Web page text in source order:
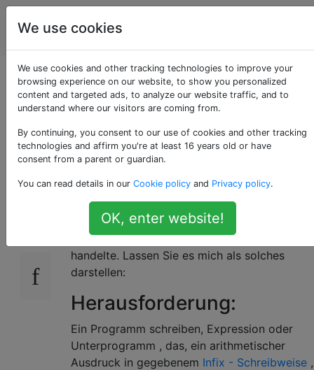
Programmierrätsel
& Code Golf
Konvertiert Infix-
Ausdrücke in Postfix-
Notation
Als ich den Titeldieser geschlossenen Frage
, fand ich, dass es sich um eine
interessante Code-Golf-Herausforderung
handelte. Lassen Sie es mich als solches
darstellen:
Herausforderung:
Ein Programm schreiben, Expression oder
Unterprogramm , das, ein arithmetischer
Ausdruck in gegebenem Infix - Schreibweise ,
We use cookies
We use cookies and other tracking technologies to improve your
browsing experience on our website, to show you personalized
content and targeted ads, to analyze our website traffic, and to
understand where our visitors are coming from.
By continuing, you consent to our use of cookies and other tracking
technologies and affirm you're at least 16 years old or have
consent from a parent or guardian.
You can read details in our Cookie policy and Privacy policy.
OK, enter website!